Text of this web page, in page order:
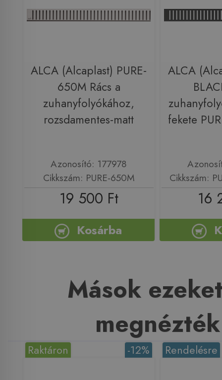
ALCA (Alcaplast) PURE-
650M Rács a
zuhanyfolyókához,
rozsdamentes-matt
Azonosító: 177978
Cikkszám: PURE-650M
19 500 Ft
Kosárba
ALCA
fekete
Cikkszám:
16
Mások
megnézték
-12%
Raktáron Rendelésre